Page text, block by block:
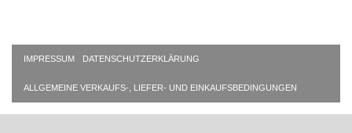
IMPRESSUM DATENSCHUTZERKLÄRUNG
ALLGEMEINE VERKAUFS-, LIEFER- UND EINKAUFSBEDINGUNGEN